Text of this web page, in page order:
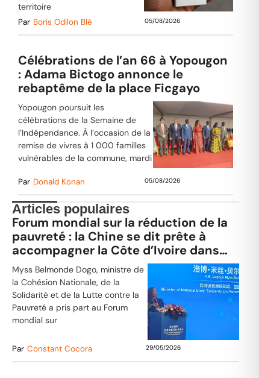
territoire
Par Boris Odilon Blé 05/08/2026
Célébrations de l’an 66 à Yopougon
: Adama Bictogo annonce le
rebaptême de la place Ficgayo
Yopougon poursuit les
célébrations de la Semaine de
l’Indépendance. À l’occasion de la
remise de vivres à 1 000 familles
vulnérables de la commune, mardi
Par Donald Konan 05/08/2026
Articles populaires
Forum mondial sur la réduction de la
pauvreté : la Chine se dit prête à
accompagner la Côte d’Ivoire dans
ses efforts de lutte
Myss Belmonde Dogo, ministre de
la Cohésion Nationale, de la
Solidarité et de la Lutte contre la
Pauvreté a pris part au Forum
mondial sur
Par Constant Cocora 29/05/2026